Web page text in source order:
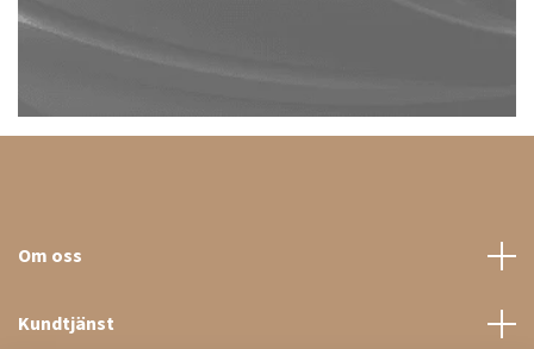
Om oss
Kundtjänst